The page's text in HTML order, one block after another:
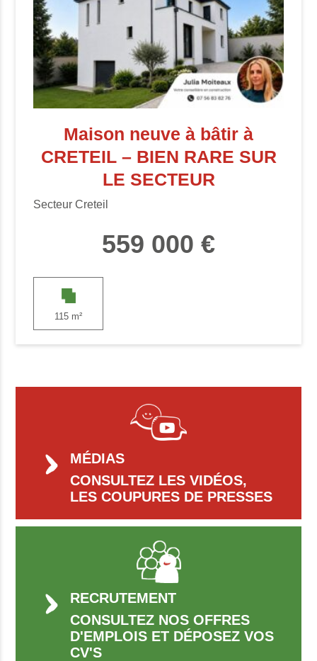
Maison neuve à bâtir à
CRETEIL – BIEN RARE SUR
LE SECTEUR
Secteur Creteil
559 000 €
115 m²
MÉDIAS
CONSULTEZ LES VIDÉOS,
LES COUPURES DE PRESSES
RECRUTEMENT
CONSULTEZ NOS OFFRES
D'EMPLOIS ET DÉPOSEZ VOS
CV'S